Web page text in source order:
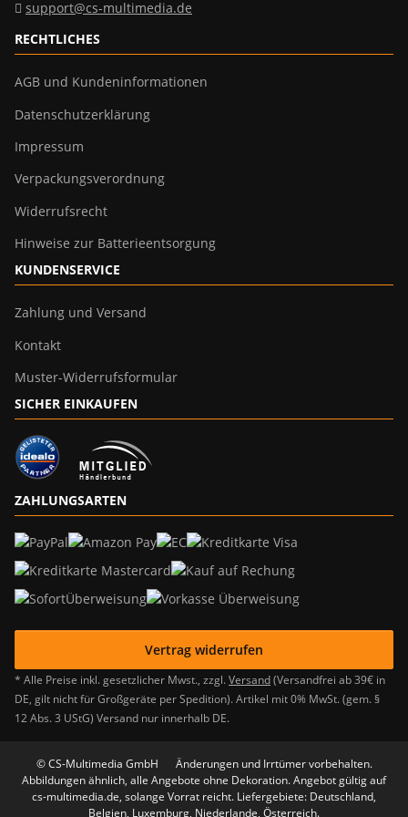
support@cs-multimedia.de
RECHTLICHES
AGB und Kundeninformationen
Datenschutzerklärung
Impressum
Verpackungsverordnung
Widerrufsrecht
Hinweise zur Batterieentsorgung
KUNDENSERVICE
Zahlung und Versand
Kontakt
Muster-Widerrufsformular
SICHER EINKAUFEN
ZAHLUNGSARTEN
Vertrag widerrufen
* Alle Preise inkl. gesetzlicher Mwst., zzgl.Versand(Versandfrei ab 39€ in
DE, gilt nicht für Großgeräte per Spedition). Artikel mit 0% MwSt. (gem. §
12 Abs. 3 UStG) Versand nur innerhalb DE.
© CS-Multimedia GmbH
Änderungen und Irrtümer vorbehalten.
Abbildungen ähnlich, alle Angebote ohne Dekoration. Angebot gültig auf
cs-multimedia.de, solange Vorrat reicht. Liefergebiete: Deutschland,
Belgien, Luxemburg, Niederlande, Österreich.